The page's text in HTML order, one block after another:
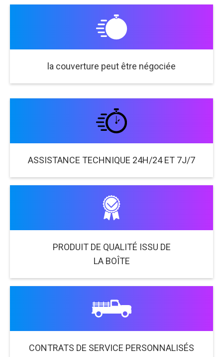
la couverture peut être négociée
ASSISTANCE TECHNIQUE 24H/24 ET 7J/7
PRODUIT DE QUALITÉ ISSU DE
LA BOÎTE
CONTRATS DE SERVICE PERSONNALISÉS